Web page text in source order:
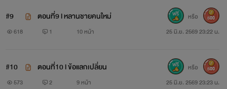
#9 ตอนที่9 l หลานชายคนใหม่
618 1 10 หน้า 25 มิ.ย. 2569 23:22 น.
หรือ 500
#10 ตอนที่10 l ข้อแลกเปลี่ยน
573 2 9 หน้า 25 มิ.ย. 2569 23:23 น.
หรือ 500